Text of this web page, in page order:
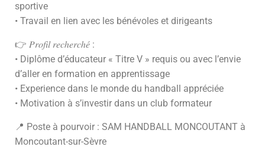
sportive
• Travail en lien avec les bénévoles et dirigeants
👉 𝑃𝑟𝑜𝑓𝑖𝑙 𝑟𝑒𝑐ℎ𝑒𝑟𝑐ℎ𝑒́ :
• Diplôme d’éducateur « Titre V » requis ou avec l’envie
d’aller en formation en apprentissage
• Experience dans le monde du handball appréciée
• Motivation à s’investir dans un club formateur
📍 Poste à pourvoir : SAM HANDBALL MONCOUTANT à
Moncoutant-sur-Sèvre